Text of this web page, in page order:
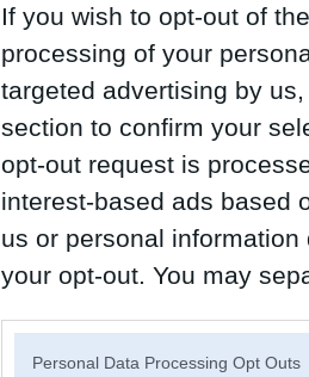
If you wish to opt-out of
processing of your
targeted advertising by
section to confirm your
opt-out request is
interest-based ads based
us or personal
your opt-out. You may
Personal Data Processing Opt Outs